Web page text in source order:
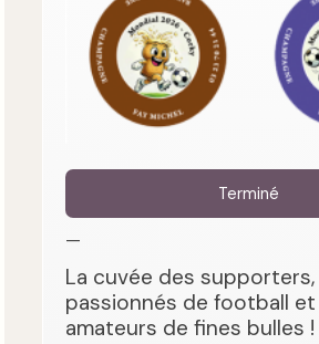
Terminé
—
La cuvée des
passionnés de football
amateurs de fines bulles !